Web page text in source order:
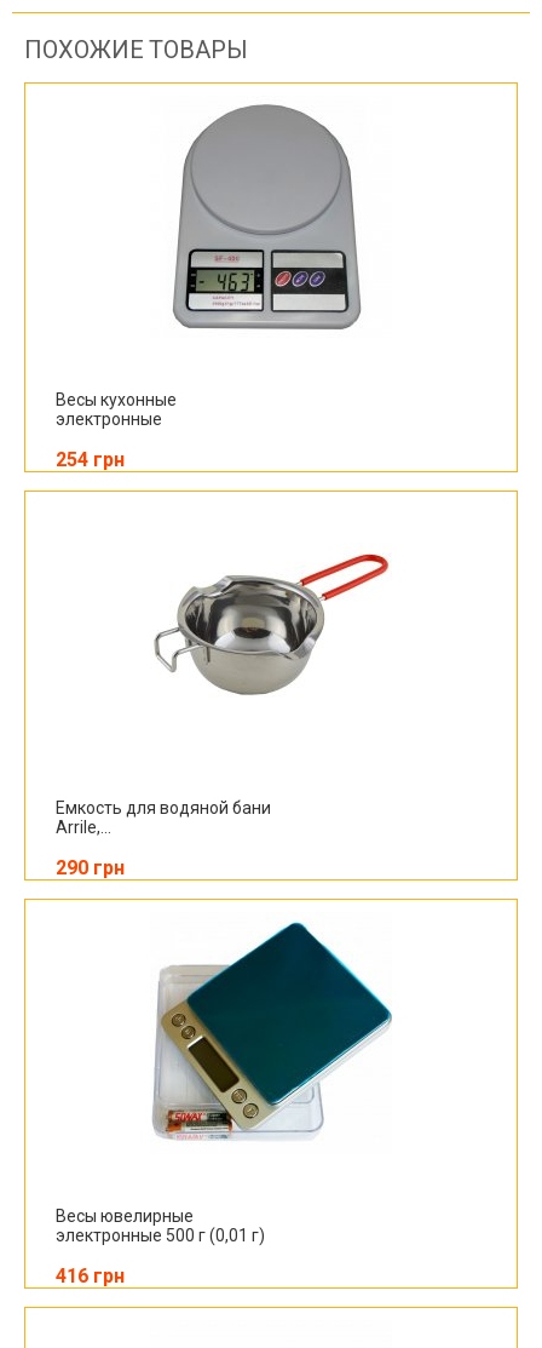
ПОХОЖИЕ ТОВАРЫ
Весы кухонные
электронные
254 грн
Емкость для водяной бани
Arrile,...
290 грн
Весы ювелирные
электронные 500 г (0,01 г)
416 грн